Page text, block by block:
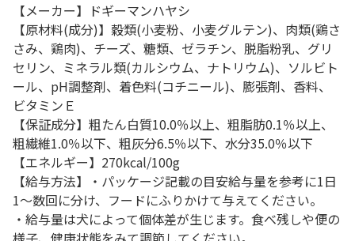
【メーカー】ドギーマンハヤシ
【原材料(成分)】穀類(小麦粉、小麦グルテン)、肉類(鶏さ
さみ、鶏肉)、チーズ、糖類、ゼラチン、脱脂粉乳、グリ
セリン、ミネラル類(カルシウム、ナトリウム)、ソルビト
ール、pH調整剤、着色料(コチニール)、膨張剤、香料、
ビタミンＥ
【保証成分】粗たん白質10.0％以上、粗脂肪0.1％以上、
粗繊維1.0％以下、粗灰分6.5％以下、水分35.0％以下
【エネルギー】270kcal/100g
【給与方法】・パッケージ記載の目安給与量を参考に1日
1～数回に分け、フードにふりかけて与えてください。
・給与量は犬によって個体差が生じます。食べ残しや便の